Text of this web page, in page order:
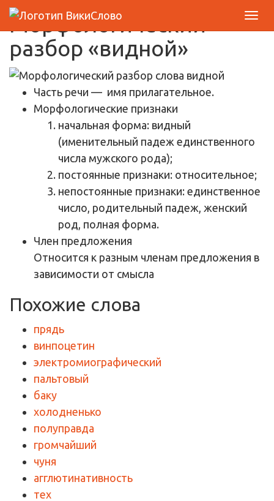
Морфологический
разбор «видной»
Часть речи — имя прилагательное.
Морфологические признаки
начальная форма: видный
(именительный падеж единственного
числа мужского рода);
постоянные признаки: относительное;
непостоянные признаки: единственное
число, родительный падеж, женский
род, полная форма.
Член предложения
Относится к разным членам предложения в
зависимости от смысла
Похожие слова
прядь
винпоцетин
электромиографический
пальтовый
баку
холодненько
полуправда
громчайший
чуня
агглютинативность
тех